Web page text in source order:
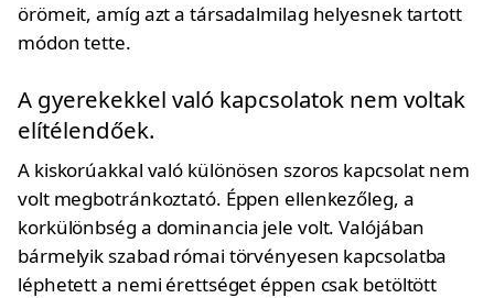
örömeit, amíg azt a társadalmilag helyesnek tartott
módon tette.
A gyerekekkel való kapcsolatok nem voltak
elítélendőek.
A kiskorúakkal való különösen szoros kapcsolat nem
volt megbotránkoztató. Éppen ellenkezőleg, a
korkülönbség a dominancia jele volt. Valójában
bármelyik szabad római törvényesen kapcsolatba
léphetett a nemi érettséget éppen csak betöltött